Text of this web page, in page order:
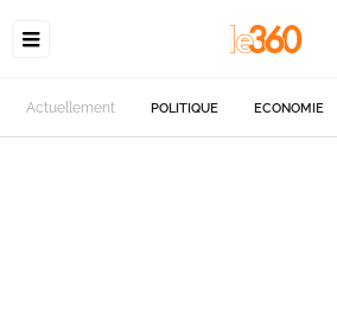
Actuellement POLITIQUE ECONOMIE